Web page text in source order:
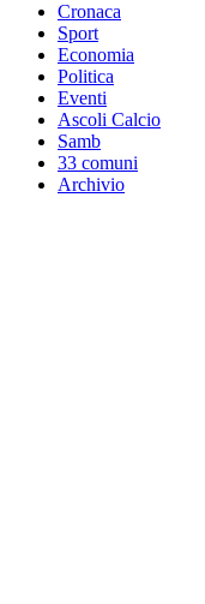
Cronaca
Sport
Economia
Politica
Eventi
Ascoli Calcio
Samb
33 comuni
Archivio